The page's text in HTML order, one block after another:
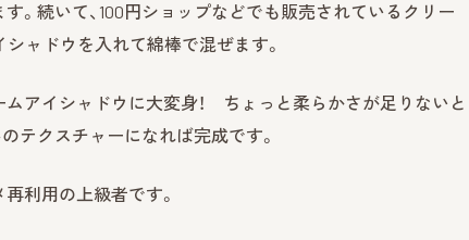
。続いて、100円ショップなどでも販売されているクリー
ャドウを入れて綿棒で混ぜます。
アイシャドウに大変身！ ちょっと柔らかさが足りないと
テクスチャーになれば完成です。
利用の上級者です。